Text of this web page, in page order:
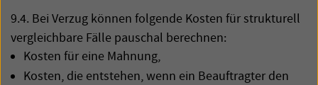
9.4. Bei Verzug können folgende Kosten für strukturell
vergleichbare Fälle pauschal berechnen:
Kosten für eine Mahnung,
Kosten, die entstehen, wenn ein Beauftragter den